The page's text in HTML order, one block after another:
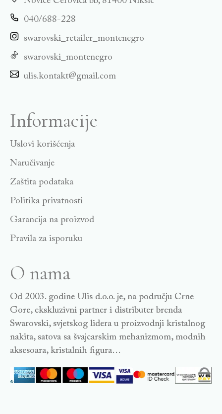
040/688-228
swarovski_retailer_montenegro
swarovski_montenegro
ulis.kontakt@gmail.com
Informacije
Uslovi korišćenja
Naručivanje
Zaštita podataka
Politika privatnosti
Garancija na proizvod
Pravila za isporuku
O nama
Od 2003. godine Ulis d.o.o. je, na području Crne
Gore, ekskluzivni partner i distributer brenda
Swarovski, svjetskog lidera u proizvodnji kristalnog
nakita, satova sa švajcarskim mehanizmom, modnih
aksesoara, kristalnih figura…